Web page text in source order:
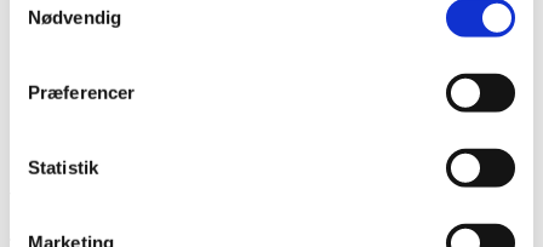
Nødvendig
Præferencer
Statistik
Marketing